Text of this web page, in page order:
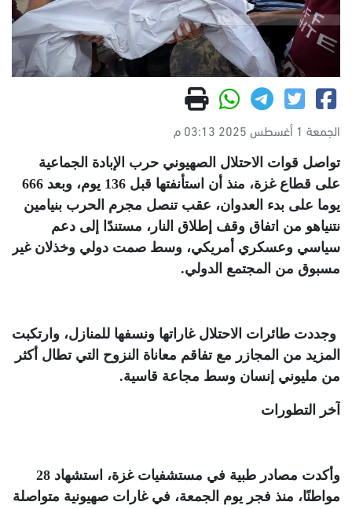
الجمعة 1 أغسطس 2025 03:13 م
تواصل قوات الاحتلال الصهيوني حرب الإبادة الجماعية
على قطاع غزة، منذ أن استأنفتها قبل 136 يوم، وبعد 666
يوما على بدء العدوان، عقب تنصل مجرم الحرب بنيامين
نتنياهو من اتفاق وقف إطلاق النار، مستندًا إلى دعم
سياسي وعسكري أمريكي، وسط صمت دولي وخذلان غير
مسبوق من المجتمع الدولي.
وجددت طائرات الاحتلال غاراتها ونسفها للمنازل، وارتكبت
المزيد من المجازر مع تفاقم معاناة النزوح التي تطال أكثر
من مليوني إنسان وسط مجاعة قاسية.
آخر التطورات
وأكدت مصادر طبية في مستشفيات غزة، استشهاد 28
مواطنًا، منذ فجر يوم الجمعة، في غارات صهيونية متواصلة